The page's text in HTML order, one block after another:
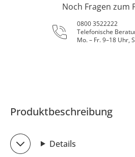
Noch Fragen zum
0800 3522222
Telefonische
Mo. – Fr. 9–18 Uhr,
Produktbeschreibung
Details